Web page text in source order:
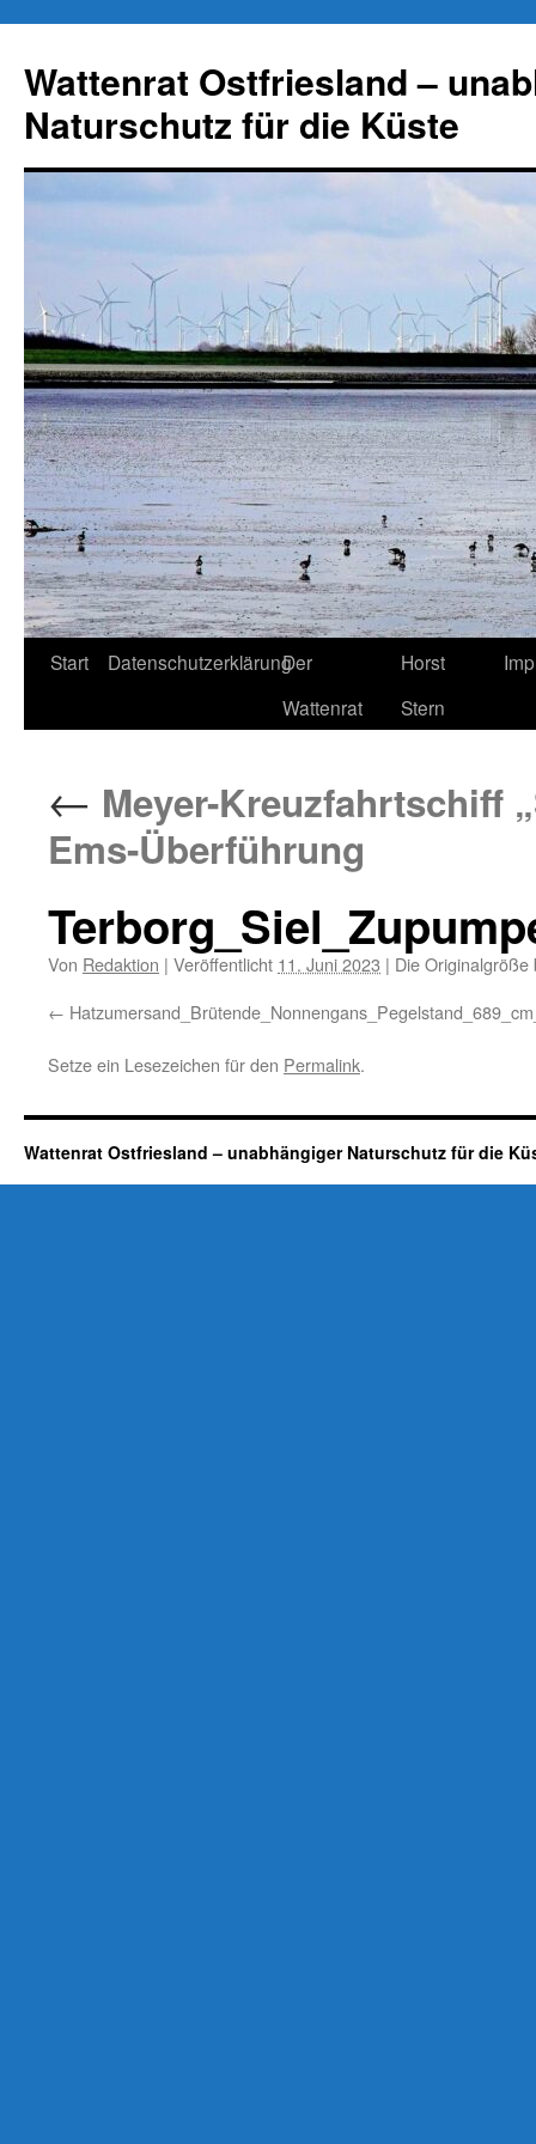
springen
Wattenrat Ostfriesland –
Naturschutz für die Küste
Start DatenschutzerklärungDer
Wattenrat
Horst
Stern
← Meyer-Kreuzfahrtschiff
Ems-Überführung
Von Redaktion | Veröffentlicht 11. Juni 2023 | Die
Setze ein Lesezeichen für den Permalink.
Wattenrat Ostfriesland – unabhängiger Naturschutz für die